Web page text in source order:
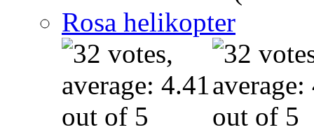
Rosa helikopter